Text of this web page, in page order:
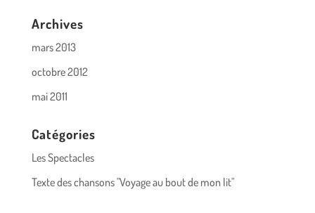
Archives
mars 2013
octobre 2012
mai 2011
Catégories
Les Spectacles
Texte des chansons "Voyage au bout de mon lit"